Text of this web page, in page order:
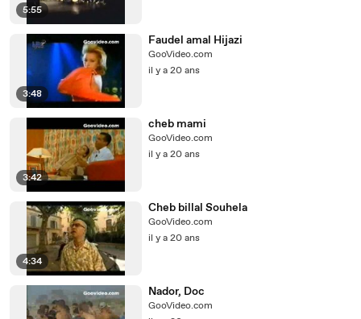
5:55
3:48
Faudel amal Hijazi
GooVideo.com
il y a 20 ans
3:42
cheb mami
GooVideo.com
il y a 20 ans
4:34
Cheb billal Souhela
GooVideo.com
il y a 20 ans
Nador, Doc
GooVideo.com